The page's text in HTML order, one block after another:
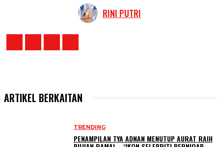
RINI PUTRI
ARTIKEL BERKAITAN
TRENDING
PENAMPILAN TYA ADNAN MENUTUP AURAT RAIH